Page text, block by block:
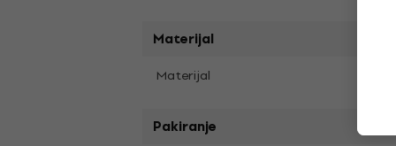
Materijal
Materijal
Pakiranje